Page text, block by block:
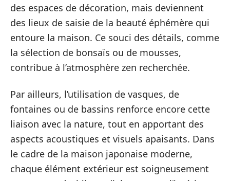
des espaces de décoration, mais deviennent
des lieux de saisie de la beauté éphémère qui
entoure la maison. Ce souci des détails, comme
la sélection de bonsaïs ou de mousses,
contribue à l’atmosphère zen recherchée.
Par ailleurs, l’utilisation de vasques, de
fontaines ou de bassins renforce encore cette
liaison avec la nature, tout en apportant des
aspects acoustiques et visuels apaisants. Dans
le cadre de la maison japonaise moderne,
chaque élément extérieur est soigneusement